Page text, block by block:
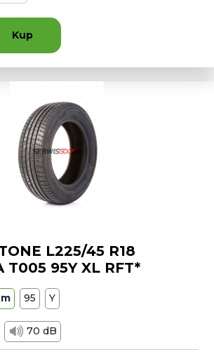
Kup
L225/45 R18
T005 95Y XL RFT*
95 Y
70 dB